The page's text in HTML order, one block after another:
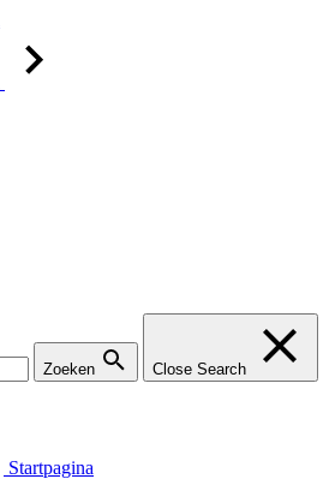
Zoeken Close Search
Startpagina